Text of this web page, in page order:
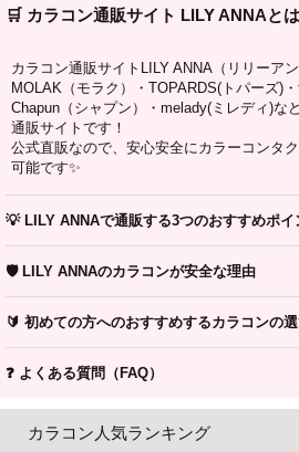
🛒 カラコン通販サイト LILY ANNAと
カラコン通販サイトLILY ANNA（リリーアン
MOLAK（モラク）・TOPARDS(トパーズ)
Chapun（シャプン）・melady(ミレディ)な
通販サイトです！
公式直販なので、安心安全にカラーコンタ
可能です✨
💡 LILY ANNAで通販する3つのおすすめポイ
🛡️ LILY ANNAのカラコンが安全な理由
🔰 初めての方へのおすすめするカラコンの
❓ よくある質問（FAQ）
カラコン人気ランキング